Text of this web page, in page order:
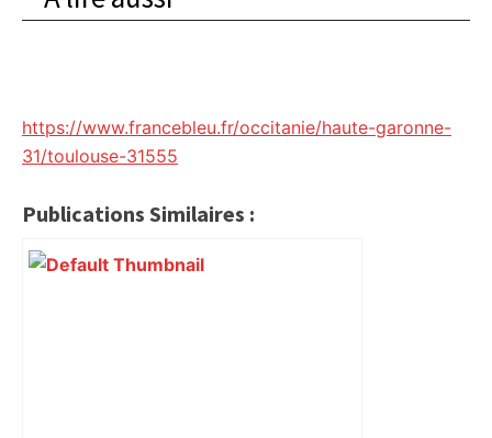
https://www.francebleu.fr/occitanie/haute-garonne-
31/toulouse-31555
Publications Similaires :